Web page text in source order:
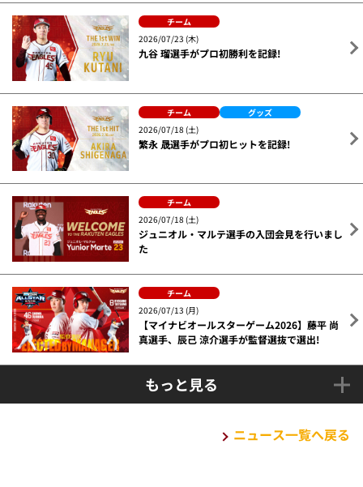
チーム
2026/07/23 (木)
九谷 瑠選手がプロ初勝利を記録!
チーム
グッズ
2026/07/18 (土)
繁永 晟選手がプロ初ヒットを記録!
チーム
2026/07/18 (土)
ジュニオル・マルテ選手の入団会見を行いまし
た
チーム
2026/07/13 (月)
【マイナビオールスターゲーム2026】藤平 尚
真選手、辰己 涼介選手が監督選抜で選出!
もっと見る
ニュース一覧へ戻る